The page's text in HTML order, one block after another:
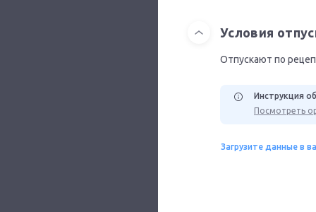
Условия
Отпускают по
Инструкция
Посмотреть
Загрузите данные в